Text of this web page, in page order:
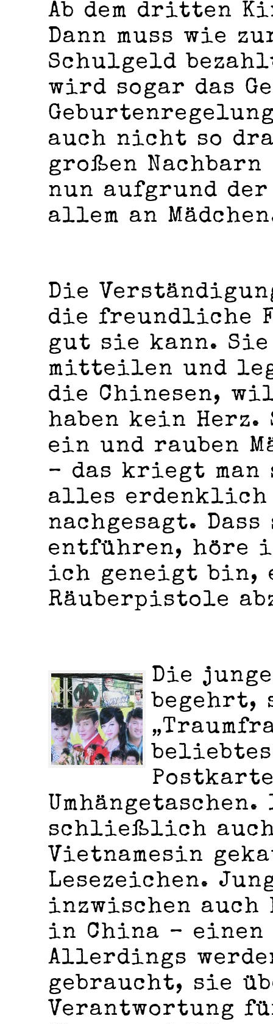
Ab dem dritten
Dann muss wie
Schulgeld
wird sogar das
auch nicht so
großen
nun aufgrund
allem an
Die
die freundliche
gut sie kann.
mitteilen und
die Chinesen,
haben kein
ein und rauben
– das kriegt
alles erdenklich
nachgesagt.
entführen, höre
ich geneigt bin,
Räuberpistole
Die
schließlich
Vietnamesin
Lesezeichen.
inzwischen
in China – einen
Allerdings
gebraucht, sie
Verantwortung